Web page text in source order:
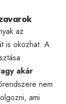
az
is okozhat. A
akár
nem
ami